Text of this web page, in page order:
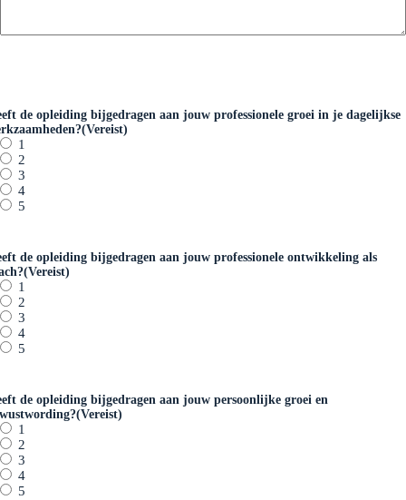
de opleiding bijgedragen aan jouw professionele groei in je dagelijkse
(Vereist)
1
2
3
4
5
de opleiding bijgedragen aan jouw professionele ontwikkeling als
(Vereist)
1
2
3
4
5
de opleiding bijgedragen aan jouw persoonlijke groei en
(Vereist)
1
2
3
4
5